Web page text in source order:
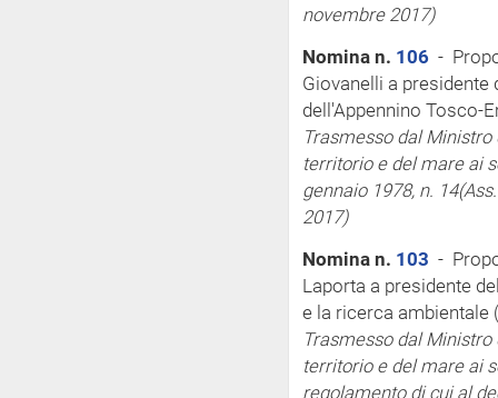
novembre 2017)
Nomina n. 106 -
Giovanelli a presidente
dell'Appennino Tosco-
Trasmesso dal
territorio e del mareai
gennaio 1978, n. 14
2017)
Nomina n. 103 -
Laporta a presidente
e la ricerca ambientale
Trasmesso dal
territorio e del mareai
regolamento di cui al